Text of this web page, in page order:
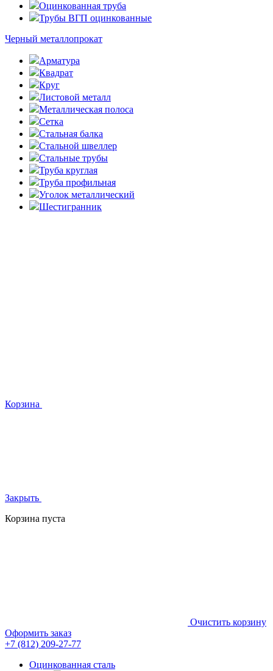
Оцинкованная труба
Трубы ВГП оцинкованные
Черный металлопрокат
Арматура
Квадрат
Круг
Листовой металл
Металлическая полоса
Сетка
Стальная балка
Стальной швеллер
Стальные трубы
Труба круглая
Труба профильная
Уголок металлический
Шестигранник
Корзина
Закрыть
Корзина пуста
Очистить корзину
Оформить заказ
+7 (812) 209-27-77
Оцинкованная сталь